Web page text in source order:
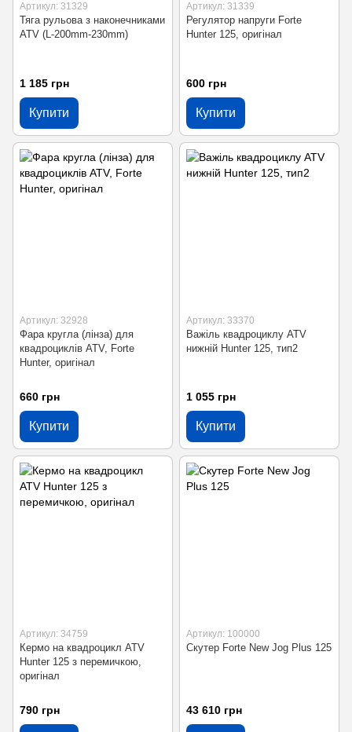
Артикул: 31329
Тяга рульова з наконечниками
ATV (L-200mm-230mm)
1 185 грн
Купити
Артикул: 31339
Регулятор напруги Forte
Hunter 125, оригінал
600 грн
Купити
Артикул: 32928
Фара кругла (лінза) для
квадроциклів ATV, Forte
Hunter, оригінал
660 грн
Купити
Артикул: 33370
Важіль квадроциклу ATV
нижній Hunter 125, тип2
1 055 грн
Купити
Артикул: 34759
Кермо на квадроцикл ATV
Hunter 125 з перемичкою,
оригінал
790 грн
Артикул: 100000
Скутер Forte New Jog Plus 125
43 610 грн